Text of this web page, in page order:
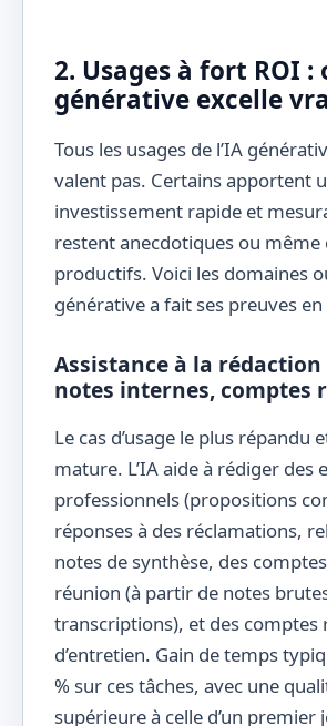
2. Usages à fort ROI :
générative excelle
Tous les usages de l’IA
valent pas. Certains apportent
investissement rapide et
restent anecdotiques ou même
productifs. Voici les domaines
générative a fait ses preuves
Assistance à la
notes internes, comptes
Le cas d’usage le plus répandu
mature. L’IA aide à rédiger des
professionnels (propositions
réponses à des réclamations,
notes de synthèse, des
réunion (à partir de notes
transcriptions), et des comptes
d’entretien. Gain de temps
% sur ces tâches, avec une
supérieure à celle d’un premier